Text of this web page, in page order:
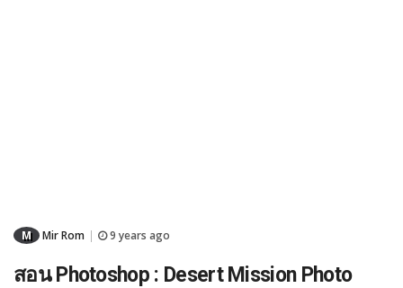
M Mir Rom 9 years ago
สอน Photoshop : Desert Mission Photo